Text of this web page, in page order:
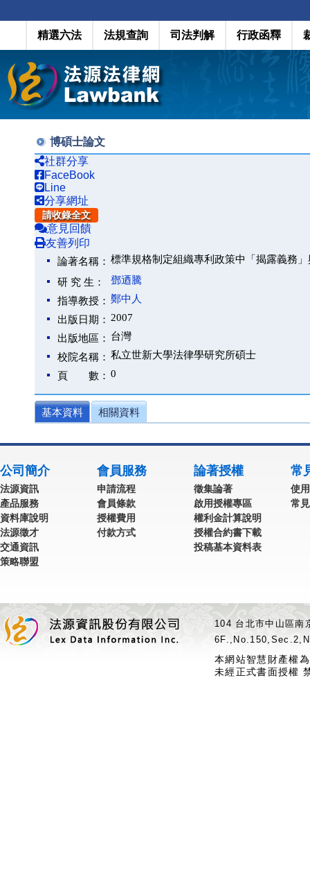
精選六法 法規查詢 司法判解 行政函釋
博碩士論文
社群分享
FaceBook
Line
分享網址
請收錄全文
意見回饋
友善列印
論著名稱： 標準規格制定組織專利政策中「揭露義務
研 究 生：
鄧迺騰
指導教授： 鄭中人
出版日期： 2007
出版地區： 台灣
校院名稱： 私立世新大學法律學研究所碩士
頁 數： 0
基本資料 相關資料
公司簡介
法源資訊
產品服務
資料庫說明
法源徵才
交通資訊
策略聯盟
會員服務
申請流程
會員條款
授權費用
付款方式
論著授權
徵集論著
啟用授權專區
權利金計算說明
授權合約書下載
投稿基本資料表
常
使
常
104 台北市中山區
本網站智慧財產權
未經正式書面授權